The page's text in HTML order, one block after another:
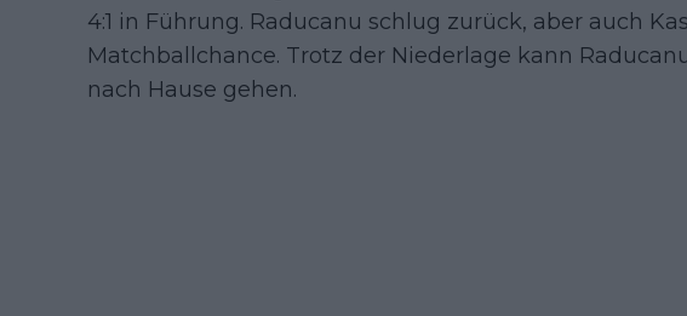
4:1 in Führung. Raducanu schlug zurück, aber auch
Matchballchance. Trotz der Niederlage kann
nach Hause gehen.